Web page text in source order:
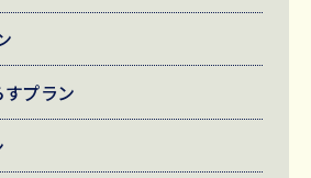
プラン